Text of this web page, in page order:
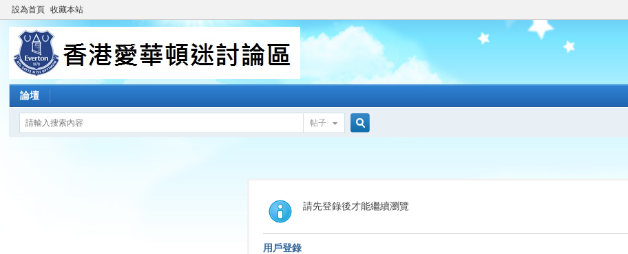
設為首頁 收藏本站
論壇
帖子
索
請先登錄後才能繼續瀏覽
用戶登錄